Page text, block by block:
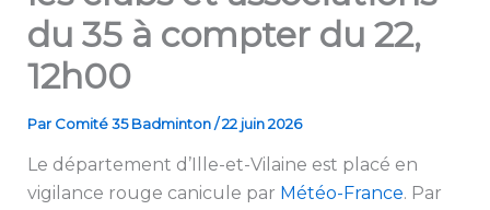
du 35 à compter du 22,
12h00
Par Comité 35 Badminton/22 juin 2026
Le département d’Ille-et-Vilaine est placé en
vigilance rouge canicule par Météo-France. Par